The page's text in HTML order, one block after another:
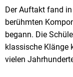
Der Auftakt fand
berühmten
begann. Die
klassische Klänge
vielen